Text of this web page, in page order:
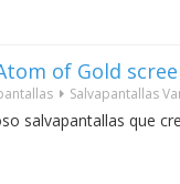
of Gold
Salvapantallas
salvapantallas que